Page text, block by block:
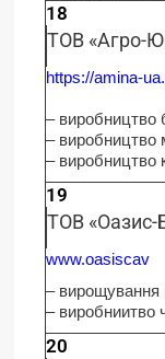
18
ТОВ «Агро-
https://amina-
–
– виробництво
– виробництво
19
ТОВ «Оазис-
www.oasiscav
– вирощування
– виробниитво
20